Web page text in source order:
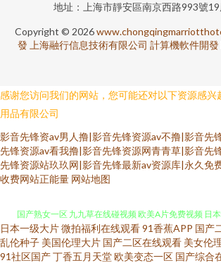
地址：上海市靜安區南京西路993號
Copyright © 2026
發 上海融行信息技術有限公司 計算機軟件開發
感谢您访问我们的网站，您可能还对以下资源感兴
用品有限公司
影音先锋资av男人撸|影音先锋资源av不撸|影音先
先锋资源av看我撸|影音先锋资源网青青草|影音先
先锋资源站玖玖网|影音先锋最新av资源库|永久免
收费网站正能量 网站地图
91超碰人人干 黑丝免费91 伊人久久精品 97韩亚洲 操
西瓜 亚洲区限制级51 91在线网页 豆花av 狠狠谢影院
日本一级大片微拍福利在线观看91香蕉APP 国产
乱伦种子 美国伦理大片 国产二区在线观看 美女伦
91社区国产丁香五月天堂欧美变态一区 国产综合